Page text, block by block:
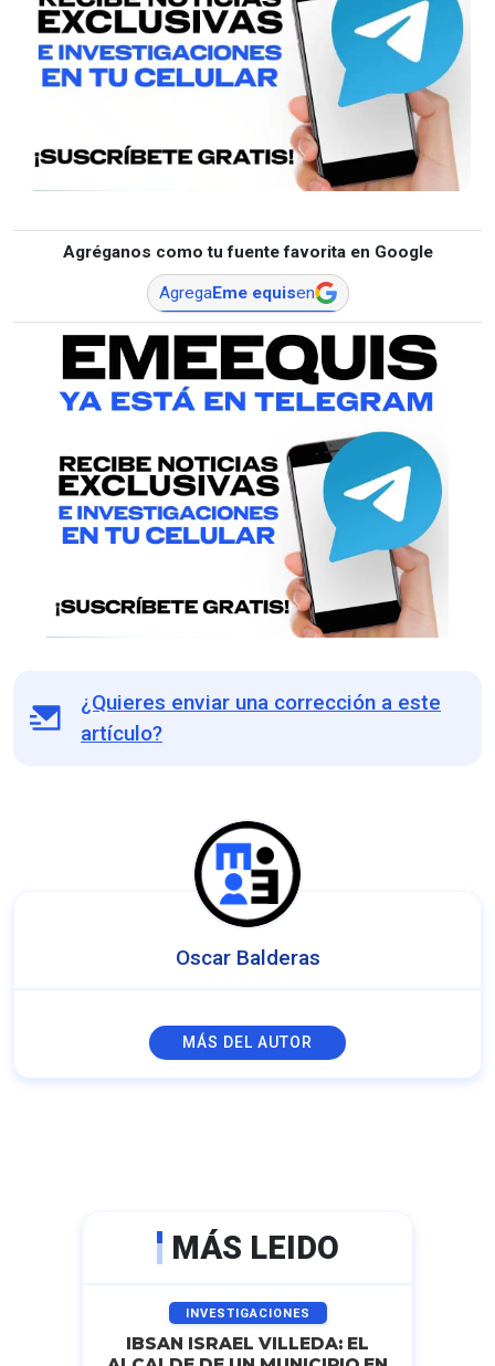
Agréganos como tu fuente favorita en Google
AgregaEme equisen
¿Quieres enviar una corrección a este
artículo?
Oscar Balderas
MÁS DEL AUTOR
MÁS LEIDO
INVESTIGACIONES
IBSAN ISRAEL VILLEDA: EL